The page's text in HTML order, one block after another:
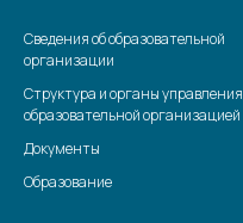
Сведения об образовательной
организации
Структура и органы управления
образовательной организацией
Документы
Образование